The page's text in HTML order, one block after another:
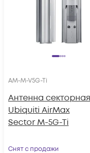
AM-M-V5G-Ti
Антенна секторная
Ubiquiti AirMax
Sector M-5G-Ti
Снят с продажи